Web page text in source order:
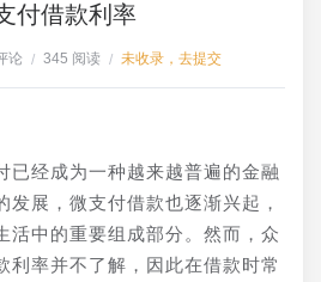
付借款利率
论 / 345 阅读 / 未收录，去提交
已经成为一种越来越普遍的金融
发展，微支付借款也逐渐兴起，
活中的重要组成部分。然而，众
利率并不了解，因此在借款时常